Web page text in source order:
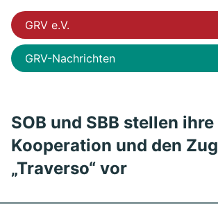
GRV e.V.
GRV-Nachrichten
SOB und SBB stellen ihre
Kooperation und den Zug
„Traverso“ vor